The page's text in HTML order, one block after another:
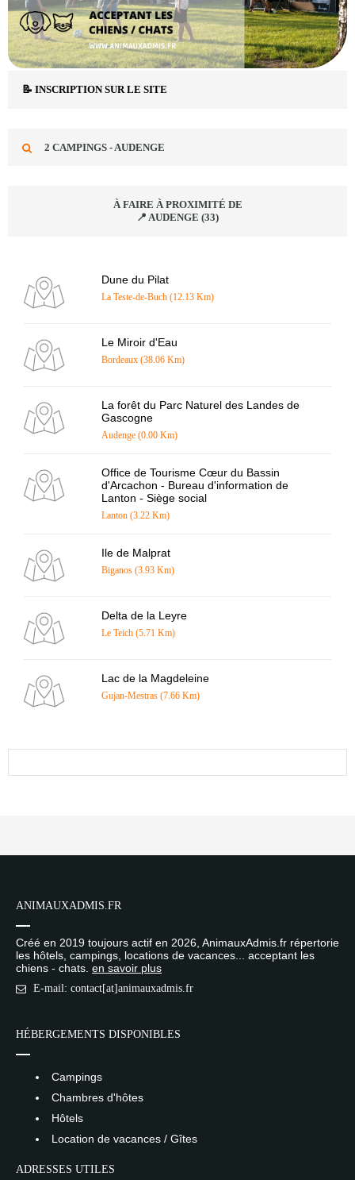
📝 INSCRIPTION SUR LE SITE
2 CAMPINGS - AUDENGE
À FAIRE À PROXIMITÉ DE
📍 AUDENGE (33)
Dune du Pilat
La Teste-de-Buch (12.13 Km)
Le Miroir d'Eau
Bordeaux (38.06 Km)
La forêt du Parc Naturel des Landes de
Gascogne
Audenge (0.00 Km)
Office de Tourisme Cœur du Bassin
d'Arcachon - Bureau d'information de
Lanton - Siège social
Lanton (3.22 Km)
Ile de Malprat
Biganos (3.93 Km)
Delta de la Leyre
Le Teich (5.71 Km)
Lac de la Magdeleine
Gujan-Mestras (7.66 Km)
ANIMAUXADMIS.FR
Créé en 2019 toujours actif en 2026, AnimauxAdmis.fr répertorie
les hôtels, campings, locations de vacances... acceptant les
chiens - chats. en savoir plus
E-mail: contact[at]animauxadmis.fr
HÉBERGEMENTS DISPONIBLES
Campings
Chambres d'hôtes
Hôtels
Location de vacances / Gîtes
ADRESSES UTILES